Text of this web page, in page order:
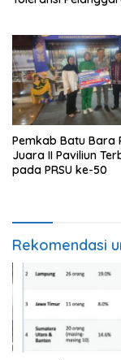
Pemkab Batu Bara
Juara II Paviliun
pada PRSU ke-50
Rekomendasi